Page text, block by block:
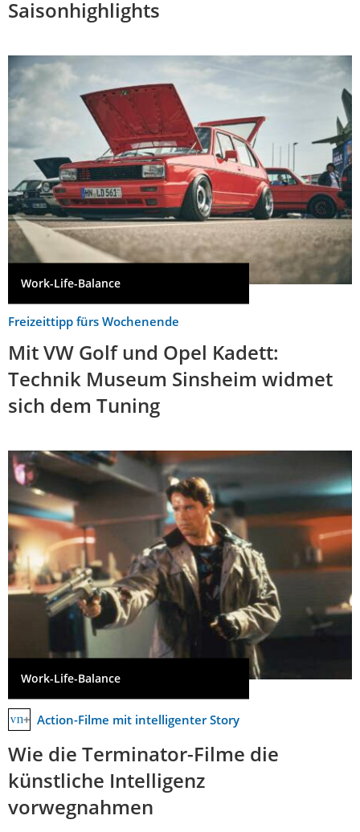
Saisonhighlights
Work-Life-Balance
Freizeittipp fürs Wochenende
Mit VW Golf und Opel Kadett:
Technik Museum Sinsheim widmet
sich dem Tuning
Work-Life-Balance
Action-Filme mit intelligenter Story
Wie die Terminator-Filme die
künstliche Intelligenz
vorwegnahmen